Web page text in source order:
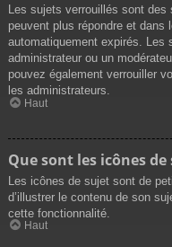
Les sujets verrouillés sont
peuvent plus répondre et dans
automatiquement expirés. Les
administrateur ou un
pouvez également verrouiller
les administrateurs.
Haut
Que sont les icônes de
Les icônes de sujet sont de
d’illustrer le contenu de son
cette fonctionnalité.
Haut